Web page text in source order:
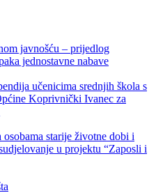
javnošću – prijedlog
jednostavne nabave
učenicima srednjih škola s
Koprivnički Ivanec za
starije životne dobi i
u projektu “Zaposli i